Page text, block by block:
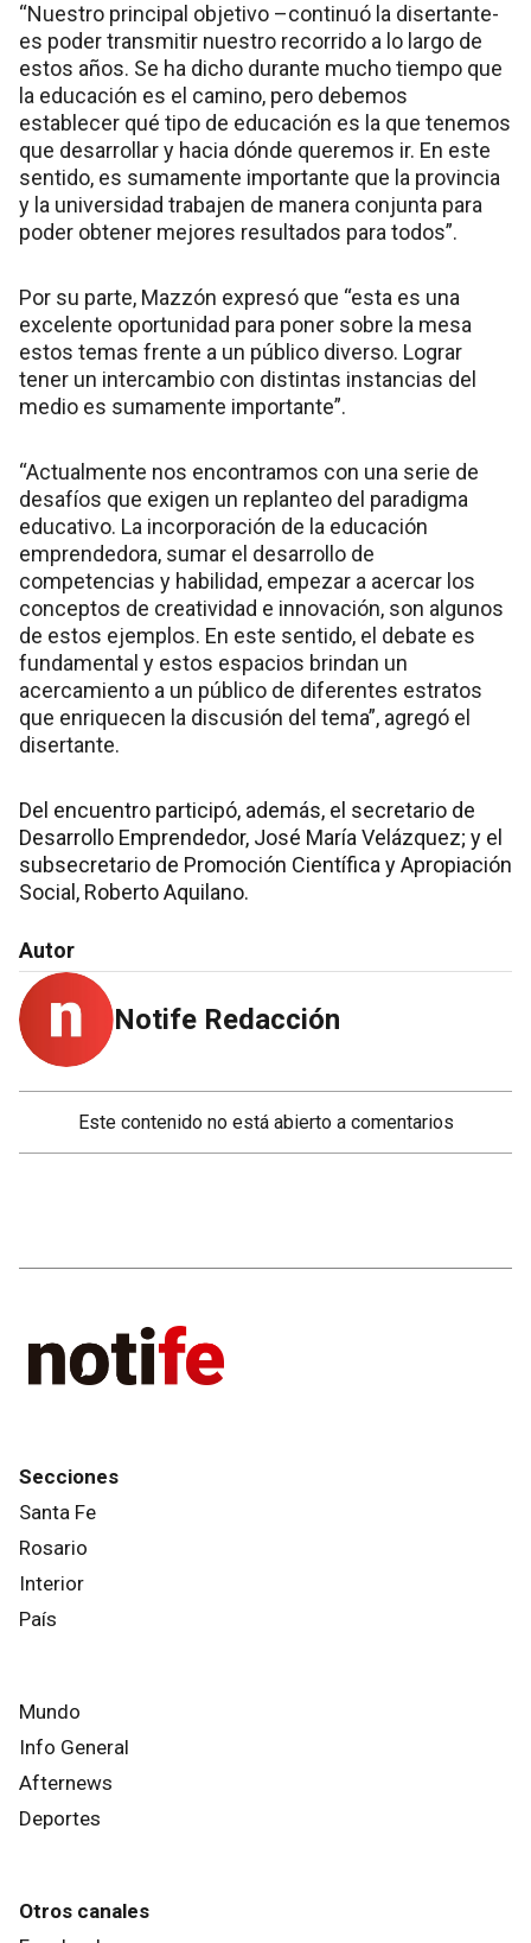
“Nuestro principal objetivo –continuó la disertante-
es poder transmitir nuestro recorrido a lo largo de
estos años. Se ha dicho durante mucho tiempo que
la educación es el camino, pero debemos
establecer qué tipo de educación es la que tenemos
que desarrollar y hacia dónde queremos ir. En este
sentido, es sumamente importante que la provincia
y la universidad trabajen de manera conjunta para
poder obtener mejores resultados para todos”.
Por su parte, Mazzón expresó que “esta es una
excelente oportunidad para poner sobre la mesa
estos temas frente a un público diverso. Lograr
tener un intercambio con distintas instancias del
medio es sumamente importante”.
“Actualmente nos encontramos con una serie de
desafíos que exigen un replanteo del paradigma
educativo. La incorporación de la educación
emprendedora, sumar el desarrollo de
competencias y habilidad, empezar a acercar los
conceptos de creatividad e innovación, son algunos
de estos ejemplos. En este sentido, el debate es
fundamental y estos espacios brindan un
acercamiento a un público de diferentes estratos
que enriquecen la discusión del tema”, agregó el
disertante.
Del encuentro participó, además, el secretario de
Desarrollo Emprendedor, José María Velázquez; y el
subsecretario de Promoción Científica y Apropiación
Social, Roberto Aquilano.
Autor
Notife Redacción
Este contenido no está abierto a comentarios
Secciones
Santa Fe
Rosario
Interior
País
Mundo
Info General
Afternews
Deportes
Otros canales